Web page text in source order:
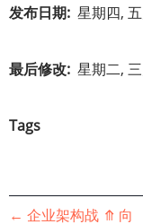
发布日期 星期四,
最后修改 星期二,
Tags
书
← 企业架构战 ⤊ 向